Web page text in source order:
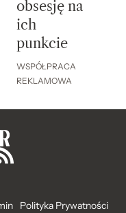
obsesję na
ich
punkcie
WSPÓŁPRACA
REKLAMOWA
Polityka Prywatności